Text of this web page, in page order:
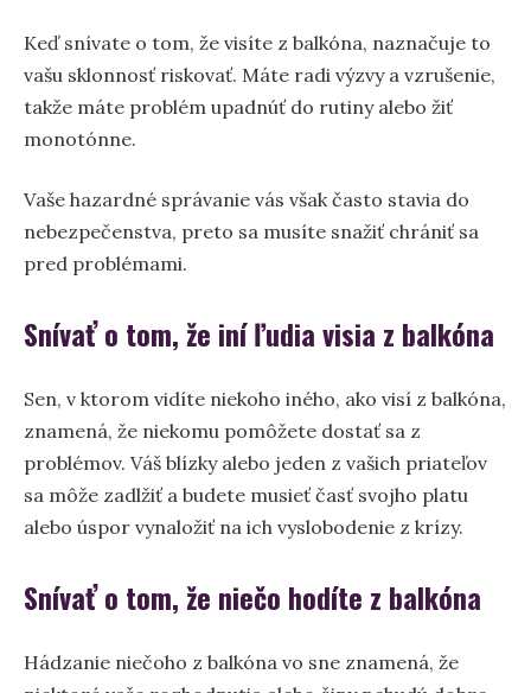
Keď snívate o tom, že visíte z balkóna, naznačuje to
vašu sklonnosť riskovať. Máte radi výzvy a vzrušenie,
takže máte problém upadnúť do rutiny alebo žiť
monotónne.
Vaše hazardné správanie vás však často stavia do
nebezpečenstva, preto sa musíte snažiť chrániť sa
pred problémami.
Snívať o tom, že iní ľudia visia z balkóna
Sen, v ktorom vidíte niekoho iného, ako visí z balkóna,
znamená, že niekomu pomôžete dostať sa z
problémov. Váš blízky alebo jeden z vašich priateľov
sa môže zadlžiť a budete musieť časť svojho platu
alebo úspor vynaložiť na ich vyslobodenie z krízy.
Snívať o tom, že niečo hodíte z balkóna
Hádzanie niečoho z balkóna vo sne znamená, že